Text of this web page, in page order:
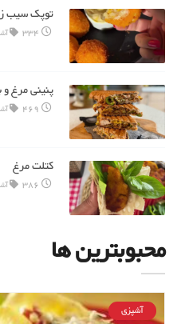
توپک سیب
334
پنینی مرغ و
469
کتلت مرغ
386
محبوبترین ها
آشپزی